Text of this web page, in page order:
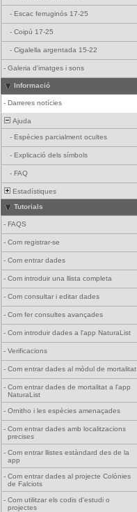
- Escac ferruginós 17-25
- Coipú 17-25
- Cigalella argentada 15-22
- Galeria d'imatges i sons
Informació
- Darreres notícies
Ajuda
- Espècies parcialment ocultes
- Explicació dels símbols
- FAQ
Estadístiques
Tutorials
- FAQS
- Com registrar-se
- Com entrar dades
- Com introduir una llista completa
- Com consultar i editar dades
- Com fer consultes avançades
- Com introduir dades a l'app NaturaList
- Verificacions
- Com entrar dades al mòdul de mortalitat
- Com entrar dades de mortalitat a l'app
NaturaList
- Ornitho i les espècies amenaçades
- Com entrar dades amb localitzacions
precises
- Com entrar llistes estàndard des de la
app
- Com entrar dades al projecte Colònies
de Falciots
- Com utilitzar els codis d'estudi o
projectes